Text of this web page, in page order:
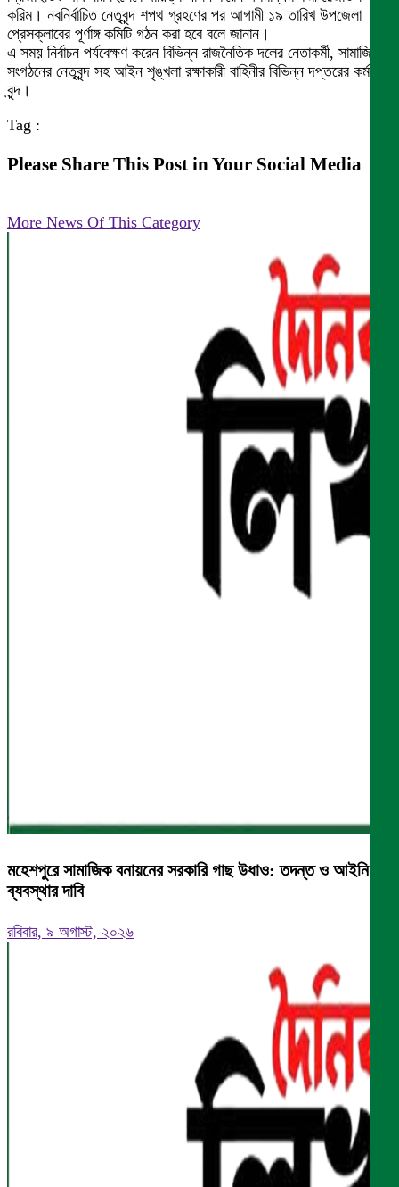
করিম। নবনির্বাচিত নেতৃবৃন্দ শপথ গ্রহণের পর আগামী ১৯ তারিখ উপজেলা
প্রেসক্লাবের পূর্ণাঙ্গ কমিটি গঠন করা হবে বলে জানান।
এ সময় নির্বাচন পর্যবেক্ষণ করেন বিভিন্ন রাজনৈতিক দলের নেতাকর্মী, সামাজিক
সংগঠনের নেতৃবৃন্দ সহ আইন শৃঙ্খলা রক্ষাকারী বাহিনীর বিভিন্ন দপ্তরের কর্মকর্তা
বৃন্দ।
Tag :
Please Share This Post in Your Social Media
More News Of This Category
মহেশপুরে সামাজিক বনায়নের সরকারি গাছ উধাও: তদন্ত ও আইনি
ব্যবস্থার দাবি
রবিবার, ৯ অগাস্ট, ২০২৬